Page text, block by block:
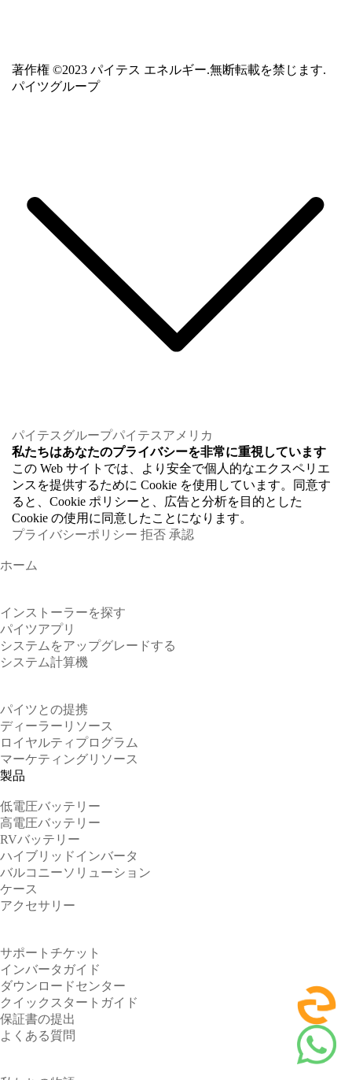
著作権 ©2023 パイテス エネルギー.無断転載を禁じます.
パイツグループ
パイテスグループパイテスアメリカ
私たちはあなたのプライバシーを非常に重視しています
この Web サイトでは、より安全で個人的なエクスペリエ
ンスを提供するために Cookie を使用しています。同意す
ると、Cookie ポリシーと、広告と分析を目的とした
Cookie の使用に同意したことになります。
プライバシーポリシー 拒否 承認
ホーム
インストーラーを探す
パイツアプリ
システムをアップグレードする
システム計算機
パイツとの提携
ディーラーリソース
ロイヤルティプログラム
マーケティングリソース
製品
低電圧バッテリー
高電圧バッテリー
RVバッテリー
ハイブリッドインバータ
バルコニーソリューション
ケース
アクセサリー
サポートチケット
インバータガイド
ダウンロードセンター
クイックスタートガイド
保証書の提出
よくある質問